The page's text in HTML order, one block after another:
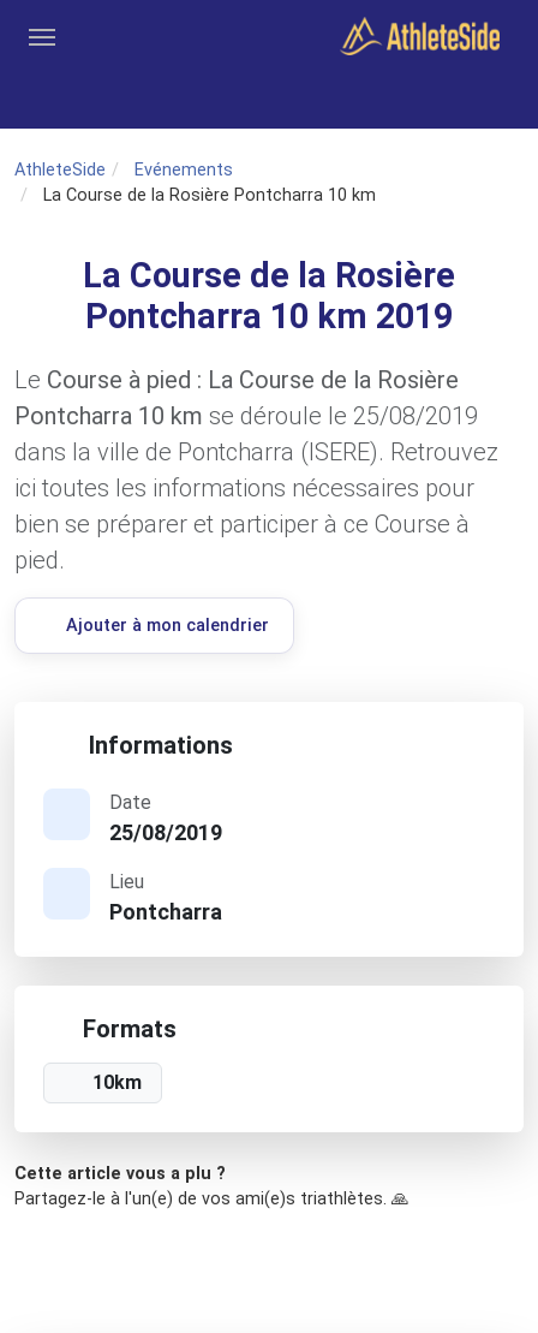
AthleteSide
Evénements
La Course de la Rosière Pontcharra 10 km
La Course de la Rosière
Pontcharra 10 km 2019
Le Course à pied : La Course de la Rosière
Pontcharra 10 km se déroule le 25/08/2019
dans la ville de Pontcharra (ISERE). Retrouvez
ici toutes les informations nécessaires pour
bien se préparer et participer à ce Course à
pied.
Ajouter à mon calendrier
Informations
Date
25/08/2019
Lieu
Pontcharra
Formats
10km
Cette article vous a plu ?
Partagez-le à l'un(e) de vos ami(e)s triathlètes. 🙏